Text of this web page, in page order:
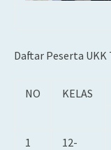
Daftar Peserta UKK
NO KELAS
1
12-